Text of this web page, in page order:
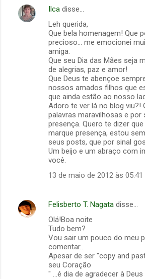
C
Ilca disse…
Leh querida,
Que bela homenagem! Que
precioso... me emocionei
amiga.
Que seu Dia das Mães seja
de alegrias, paz e amor!
Que Deus te abençoe
nossos amados filhos que
que ainda estão ao nosso
Adoro te ver lá no blog viu?!
palavras maravilhosas e por
presença. Quero te dizer
marque presença, estou
seus posts, que por sinal
Um beijo e um abraço com
você.
13 de maio de 2012 às 05:41
Felisberto T. Nagata disse…
Olá!Boa noite
Tudo bem?
Vou sair um pouco do meu
comentar..
Apesar de ser "copy and
seu Coração
" ...é dia de agradecer à Deus